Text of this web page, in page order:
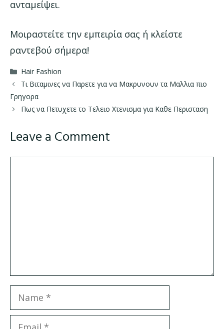
ανταμείψει.
Μοιραστείτε την εμπειρία σας ή κλείστε
ραντεβού σήμερα!
Categories
Hair Fashion
Τι Βιταμινες να Παρετε για να Μακρυνουν τα Μαλλια πιο
Γρηγορα
Πως να Πετυχετε το Τελειο Χτενισμα για Καθε Περισταση
Leave a Comment
Name
Email